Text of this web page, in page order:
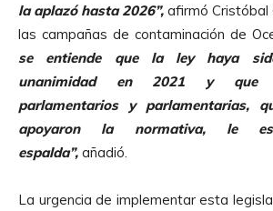
la aplazó hasta 2026”, afirmó Cristóbal
las campañas de contaminación de
se entiende que la ley haya
unanimidad en 2021 y que
parlamentarios y parlamentarias,
apoyaron la normativa, le
espalda”, añadió.
La urgencia de implementar esta